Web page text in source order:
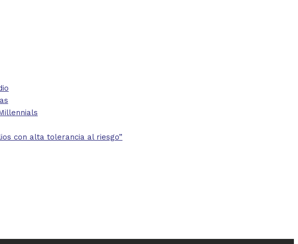
con alta tolerancia al riesgo”